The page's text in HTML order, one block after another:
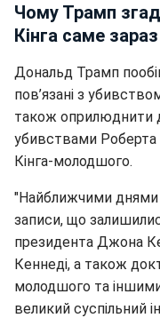
Чому Трамп
Кінга саме зараз
Дональд Трамп
пов’язані з
також оприлюднити
убивствами Роберта
Кінга-молодшого.
"Найближчими
записи, що
президента Джона
Кеннеді, а також
молодшого та
великий суспільний